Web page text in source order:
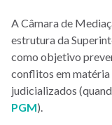
A Câmara de
estrutura da
como objetivo
conflitos em
judicializados
PGM).